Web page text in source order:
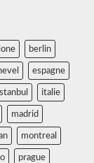
berlin
espagne
italie
madrid
montreal
prague